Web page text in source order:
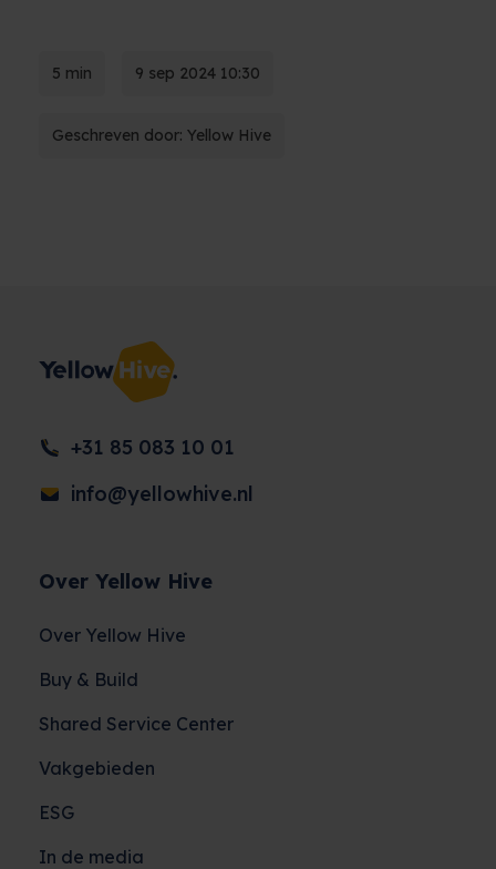
5 min 9 sep 2024 10:30
Geschreven door: Yellow Hive
+31 85 083 10 01
info@yellowhive.nl
Over Yellow Hive
Over Yellow Hive
Buy & Build
Shared Service Center
Vakgebieden
ESG
In de media